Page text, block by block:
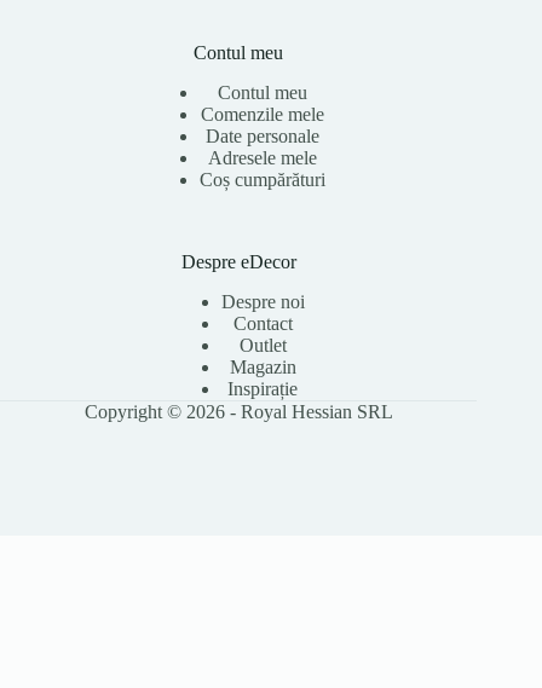
Contul meu
Contul meu
Comenzile mele
Date personale
Adresele mele
Coș cumpărături
Despre eDecor
Despre noi
Contact
Outlet
Magazin
Inspirație
Copyright © 2026 - Royal Hessian SRL